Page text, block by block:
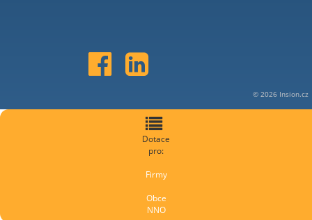
© 2026 Insion.cz
Dotace
pro:
Firmy
Obce
NNO